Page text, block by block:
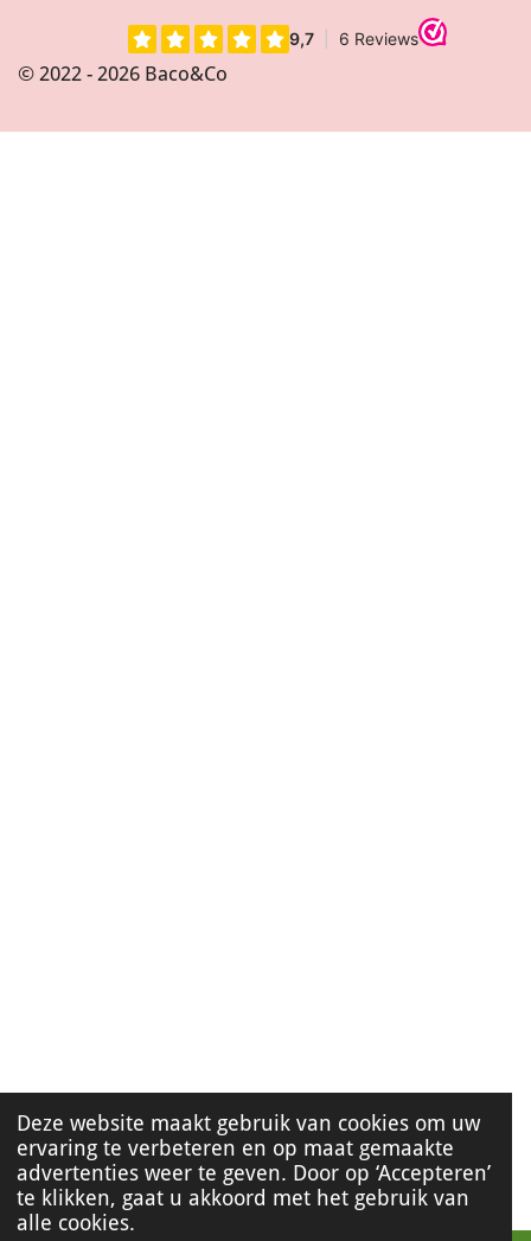
Deze website maakt gebruik van cookies om uw
ervaring te verbeteren en op maat gemaakte
advertenties weer te geven. Door op ‘Accepteren’
te klikken, gaat u akkoord met het gebruik van
alle cookies.
a
r
© 2022 - 2026 Baco&Co